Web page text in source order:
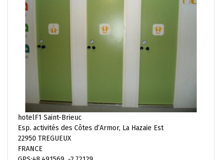
hotelF1 Saint-Brieuc
Esp. activités des Côtes d’Armor, La Hazaie Est
22950 TREGUEUX
FRANCE